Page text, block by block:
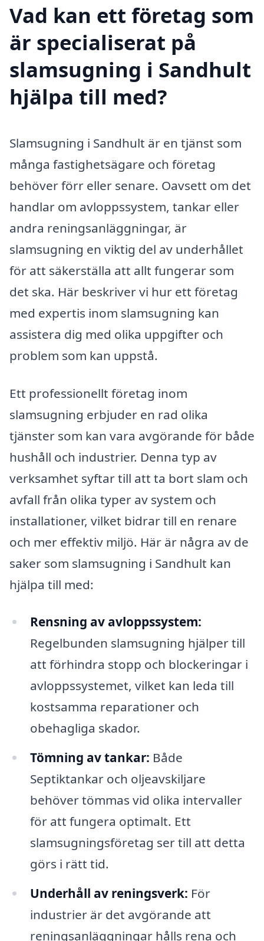
Vad kan ett företag som
är specialiserat på
slamsugning i Sandhult
hjälpa till med?
Slamsugning i Sandhult är en tjänst som
många fastighetsägare och företag
behöver förr eller senare. Oavsett om det
handlar om avloppssystem, tankar eller
andra reningsanläggningar, är
slamsugning en viktig del av underhållet
för att säkerställa att allt fungerar som
det ska. Här beskriver vi hur ett företag
med expertis inom slamsugning kan
assistera dig med olika uppgifter och
problem som kan uppstå.
Ett professionellt företag inom
slamsugning erbjuder en rad olika
tjänster som kan vara avgörande för både
hushåll och industrier. Denna typ av
verksamhet syftar till att ta bort slam och
avfall från olika typer av system och
installationer, vilket bidrar till en renare
och mer effektiv miljö. Här är några av de
saker som slamsugning i Sandhult kan
hjälpa till med:
Rensning av avloppssystem:
Regelbunden slamsugning hjälper till
att förhindra stopp och blockeringar i
avloppssystemet, vilket kan leda till
kostsamma reparationer och
obehagliga skador.
Tömning av tankar: Både
Septiktankar och oljeavskiljare
behöver tömmas vid olika intervaller
för att fungera optimalt. Ett
slamsugningsföretag ser till att detta
görs i rätt tid.
Underhåll av reningsverk: För
industrier är det avgörande att
reningsanläggningar hålls rena och